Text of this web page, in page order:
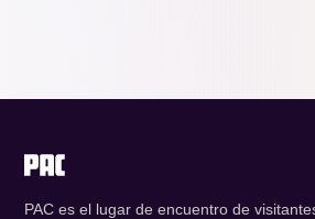
PAC es el lugar de encuentro de